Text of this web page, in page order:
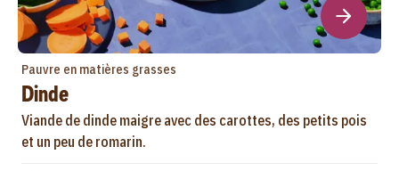
Pauvre en matières grasses
Dinde
Viande de dinde maigre avec des carottes, des petits pois
et un peu de romarin.